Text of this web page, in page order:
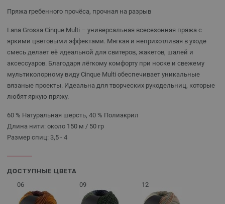
Пряжа гребенного прочёса, прочная на разрыв
Lana Grossa Cinque Multi – универсальная всесезонная пряжа с
яркими цветовыми эффектами. Мягкая и неприхотливая в уходе
смесь делает её идеальной для свитеров, жакетов, шалей и
аксессуаров. Благодаря лёгкому комфорту при носке и свежему
мультиколорному виду Cinque Multi обеспечивает уникальные
вязаные проекты. Идеальна для творческих рукодельниц, которые
любят яркую пряжу.
60 % Натуральная шерсть, 40 % Полиакрил
Длина нити: около 150 м / 50 гр
Размер спиц: 3,5 - 4
ДОСТУПНЫЕ ЦВЕТА
06
09 12